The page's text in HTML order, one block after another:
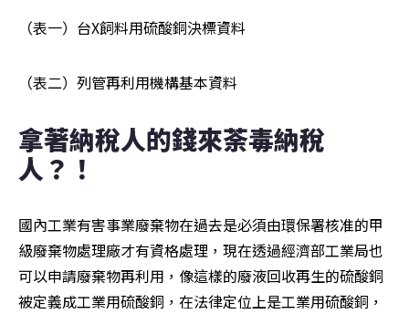
（表一）台X飼料用硫酸銅決標資料
（表二）列管再利用機構基本資料
拿著納稅人的錢來荼毒納稅
人？！
國內工業有害事業廢棄物在過去是必須由環保署核准的甲
級廢棄物處理廠才有資格處理，現在透過經濟部工業局也
可以申請廢棄物再利用，像這樣的廢液回收再生的硫酸銅
被定義成工業用硫酸銅，在法律定位上是工業用硫酸銅，